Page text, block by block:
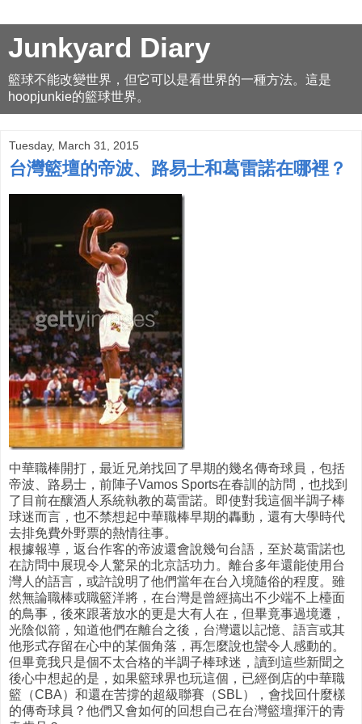
Junkyard Diary
籃球不能改變世界，但它可以是看世界的一種方法。這是
hoopjunkie的籃球世界。
Tuesday, March 31, 2015
台灣籃壇的帝波、路易士和葛雷諾在哪裡？
中華職棒開打，最近兄弟找回了早期的幾名傳奇球員，包括
帝波、路易士，前陣子Vamos Sports在春訓的訪問，也找到
了目前在釀酒人系統執教的葛雷諾。即使對我這個半調子棒
球迷而言，也不禁想起中華職棒早期的轟動，還有大學時代
去排免費外野票的熱情往事。
根據報導，返台作客的帝波還會說幾句台語，至於葛雷諾也
在訪問中展現令人驚呆的北京話功力。離台多年還能使用台
灣人的語言，或許說明了他們當年在台入境隨俗的程度。雖
然無論職棒或職籃洋將，在台灣是曾經搞出不少端不上檯面
的鳥事，後來跟著放水的更是大有人在，但畢竟事過境遷，
光陰似箭，知道他們在離台之後，台灣還以記憶、語言或其
他形式存留在心中的某個角落，再怎麼說也蠻令人感動的。
但畢竟我只是個不太合格的半調子棒球迷，讀到這些新聞之
後心中想起的是，如果籃球界也玩這個，已經倒店的中華職
籃（CBA）和還在苦撐的超級聯賽（SBL），會找回什麼樣
的傳奇球員？他們又會如何的回想自己在台灣籃壇揮汗的青